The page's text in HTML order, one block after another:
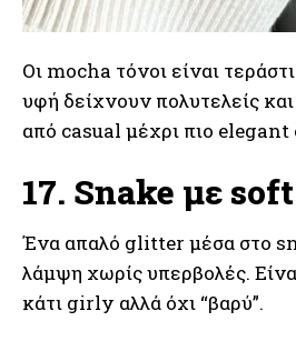
Οι mocha τόνοι είναι
υφή δείχνουν πολυτελείς
από casual μέχρι πιο
17. Snake με
Ένα απαλό glitter μέσα στο
λάμψη χωρίς υπερβολές.
κάτι girly αλλά όχι “βαρύ”.